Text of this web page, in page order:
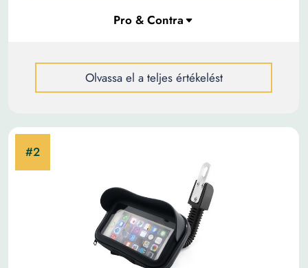
Olvassa el a teljes értékelést